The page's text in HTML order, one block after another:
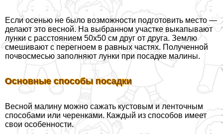
Если осенью не было возможности подготовить место —
делают это весной. На выбранном участке выкапывают
лунки с расстоянием 50х50 см друг от друга. Землю
смешивают с перегноем в равных частях. Полученной
почвосмесью заполняют лунки при посадке малины.
Основные способы посадки
Весной малину можно сажать кустовым и ленточным
способами или черенками. Каждый из способов имеет
свои особенности.